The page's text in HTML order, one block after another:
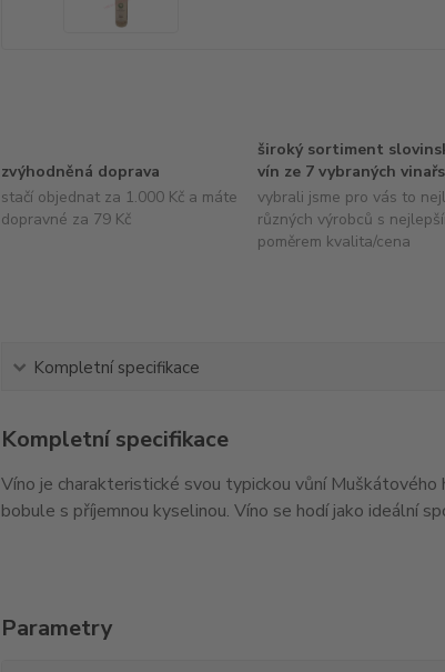
zvýhodněná doprava
stačí objednat za 1.000 Kč a máte
dopravné za 79 Kč
široký sortiment
vín ze 7 vybraných
vybrali jsme pro vás to
různých výrobců s
poměrem kvalita/cena
Kompletní specifikace
Kompletní specifikace
Víno je charakteristické svou typickou vůní
bobule s příjemnou kyselinou. Víno se hodí jako ideální
Parametry